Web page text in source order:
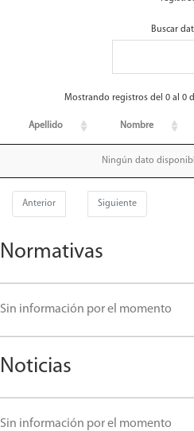
Buscar
Mostrando registros del 0 al 0
Apellido Nombre
Ningún dato
Anterior Siguiente
Normativas
Sin información por el momento
Noticias
Sin información por el momento